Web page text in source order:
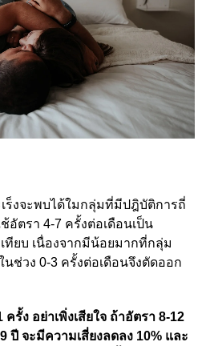
ร็งจะพบได้ใมกลุ่มที่มีปฎิบัติการถี่
อัตรา 4-7 ครั้งต่อเดือนเป็น
ทียบ เนื่องจากมีน้อยมากที่กลุ่ม
ช่วง 0-3 ครั้งต่อเดือนจึงตัดออก
รั้ง อย่าเพิ่งเสียใจ ถ้าอัตรา 8-12
ปี จะมีความเสี่ยงลดลง 10% และ